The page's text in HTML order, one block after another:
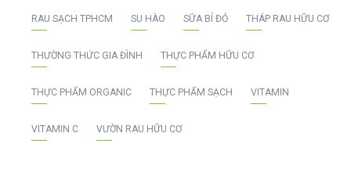
RAU SẠCH TPHCM SU HÀO SỮA BÍ ĐỎ THÁP RAU HỮU CƠ
THƯỜNG THỨC GIA ĐÌNH THỰC PHẨM HỮU CƠ
THỰC PHẨM ORGANIC THỰC PHẨM SẠCH VITAMIN
VITAMIN C VƯỜN RAU HỮU CƠ